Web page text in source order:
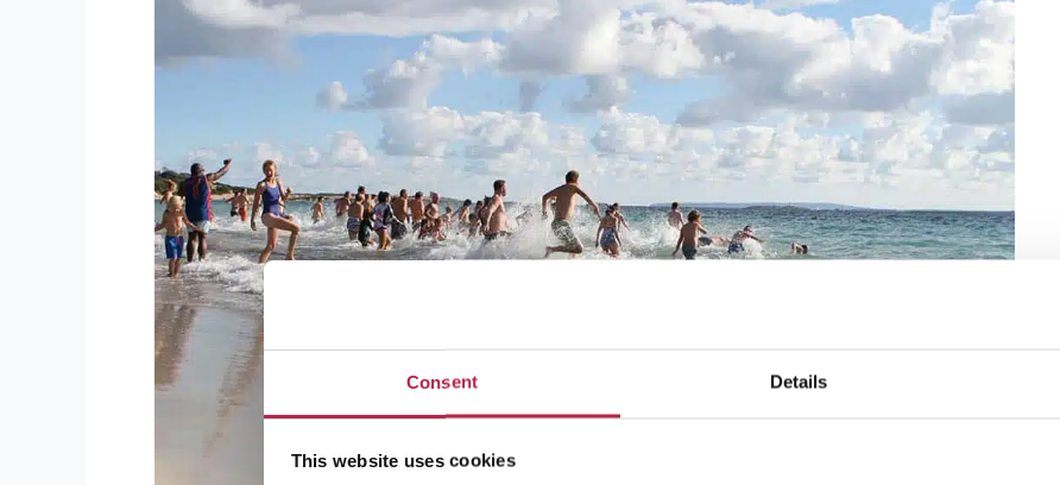
Consent Details
This website uses cookies